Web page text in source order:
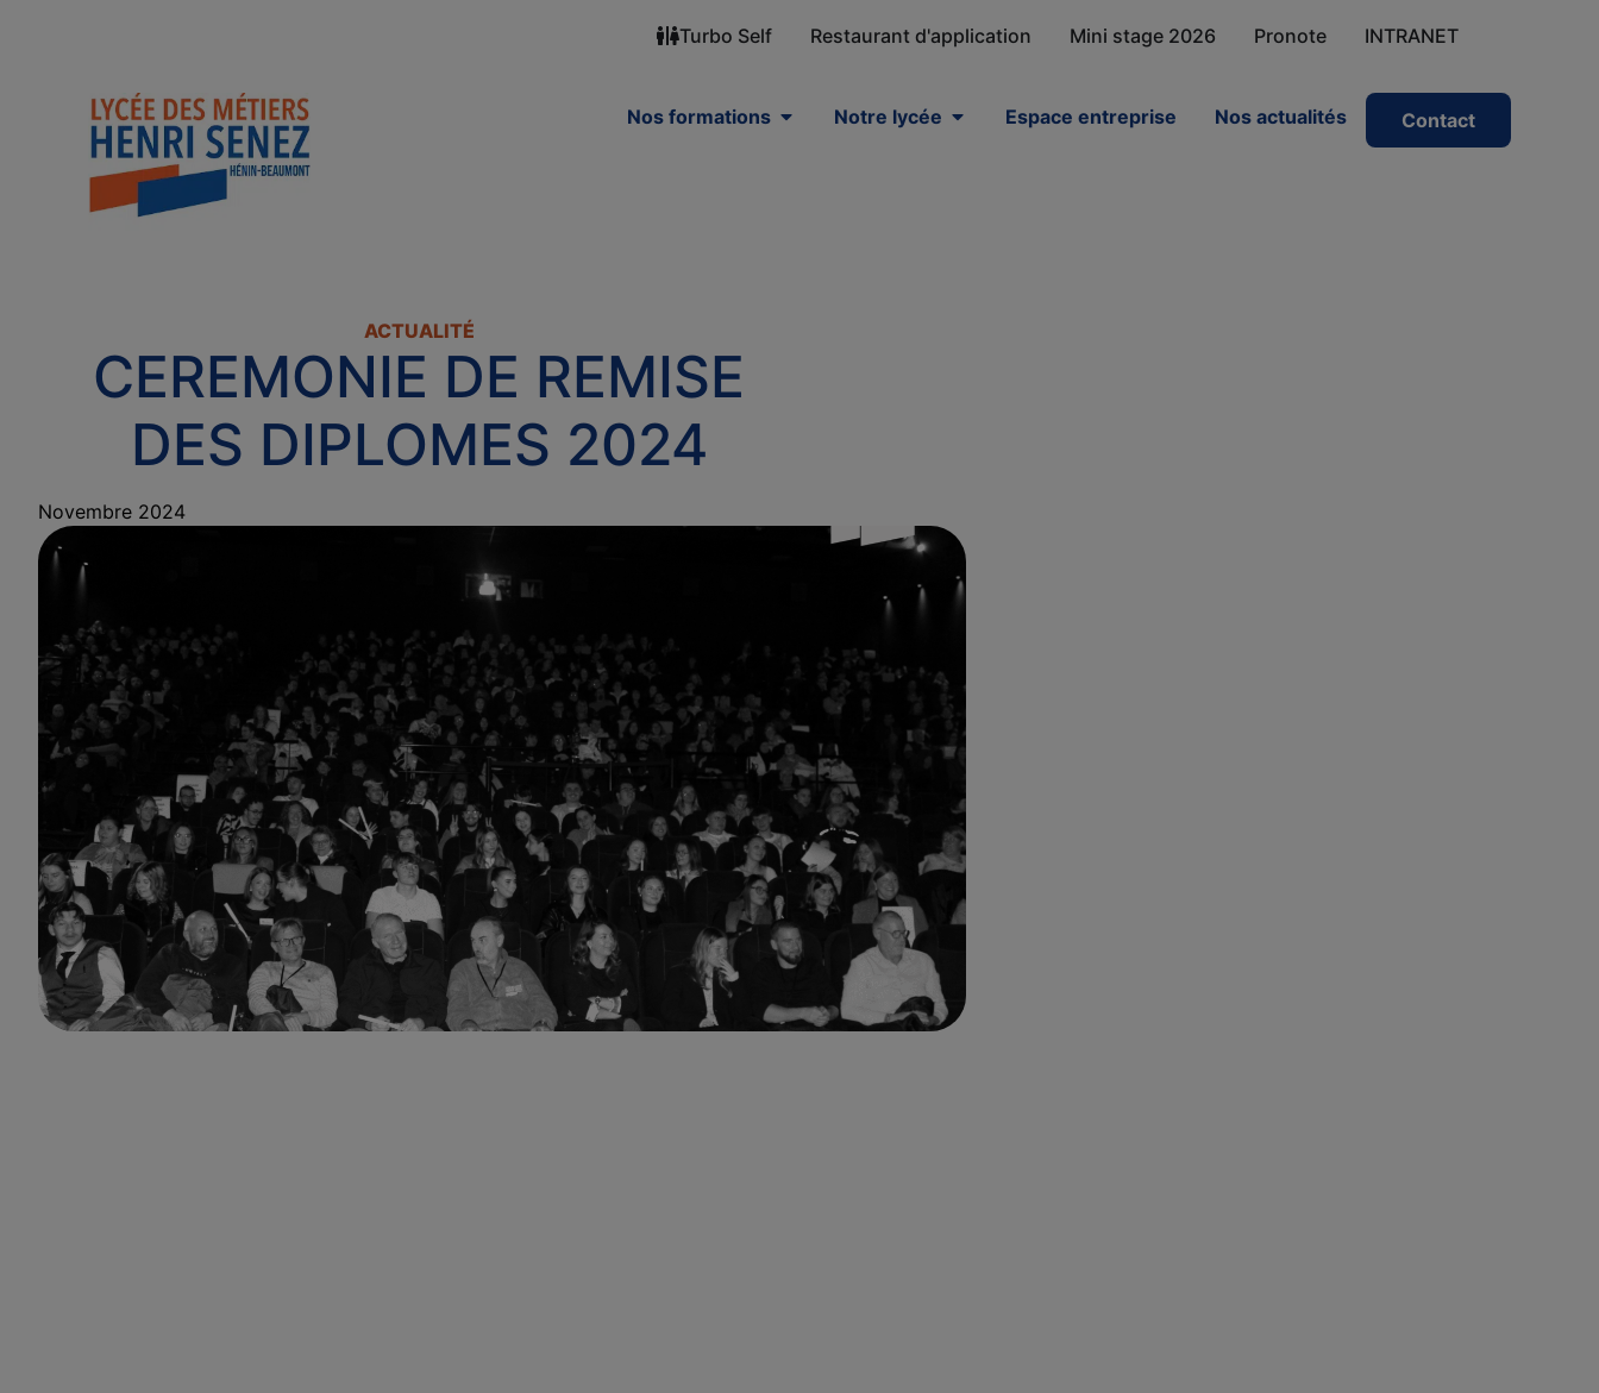
Turbo Self Restaurant d'application Mini stage 2026 Pronote INTRANET
Nos formations Notre lycée Espace entreprise Nos actualités Contact
ACTUALITÉ
CEREMONIE DE REMISE
DES DIPLOMES 2024
Novembre 2024